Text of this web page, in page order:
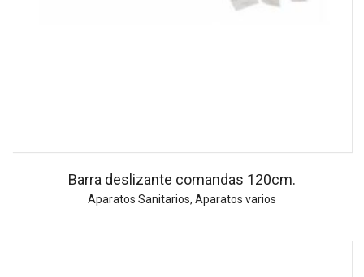
Barra deslizante comandas 120cm.
Aparatos Sanitarios, Aparatos varios